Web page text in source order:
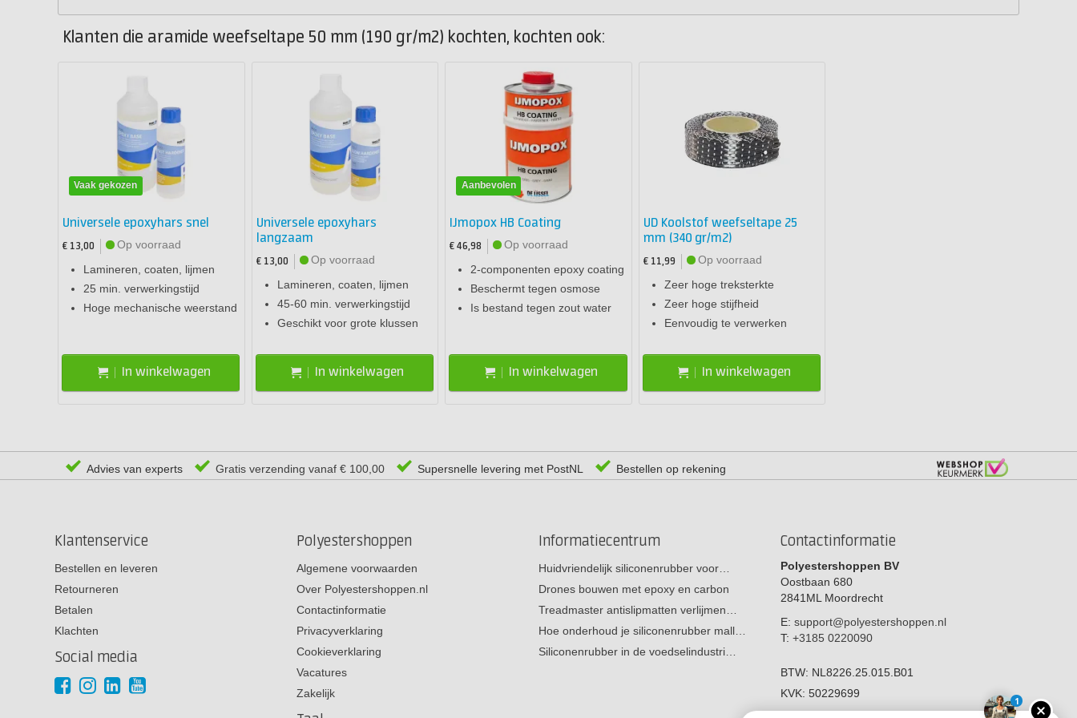
Klanten die aramide weefseltape 50 mm (190 gr/m2) kochten, kochten ook:
Vaak gekozen
Universele epoxyhars snel
€ 13,00
Op voorraad
Lamineren, coaten, lijmen
25 min. verwerkingstijd
Hoge mechanische weerstand
In winkelwagen
Universele epoxyhars
langzaam
€ 13,00
Op voorraad
Lamineren, coaten, lijmen
45-60 min. verwerkingstijd
Geschikt voor grote klussen
In winkelwagen
Aanbevolen
IJmopox HB Coating
€ 46,98
Op voorraad
2-componenten epoxy coating
Beschermt tegen osmose
Is bestand tegen zout water
In winkelwagen
UD Koolstof weefseltape 25
mm (340 gr/m2)
€ 11,99
Op voorraad
Zeer hoge treksterkte
Zeer hoge stijfheid
Eenvoudig te verwerken
In winkelwagen
Advies van experts Gratis verzending vanaf € 100,00 Supersnelle levering met PostNL Bestellen op rekening
Klantenservice
Bestellen en leveren
Retourneren
Betalen
Klachten
Social media
Polyestershoppen
Algemene voorwaarden
Over Polyestershoppen.nl
Contactinformatie
Privacyverklaring
Cookieverklaring
Vacatures
Zakelijk
Informatiecentrum
Huidvriendelijk siliconenrubber voor…
Drones bouwen met epoxy en carbon
Treadmaster antislipmatten verlijmen…
Hoe onderhoud je siliconenrubber mall…
Siliconenrubber in de voedselindustri…
Contactinformatie
Polyestershoppen BV
Oostbaan 680
2841ML Moordrecht
E: support@polyestershoppen.nl
T: +3185 0220090
BTW: NL8226.25.015.B01
KVK: 50229699
1